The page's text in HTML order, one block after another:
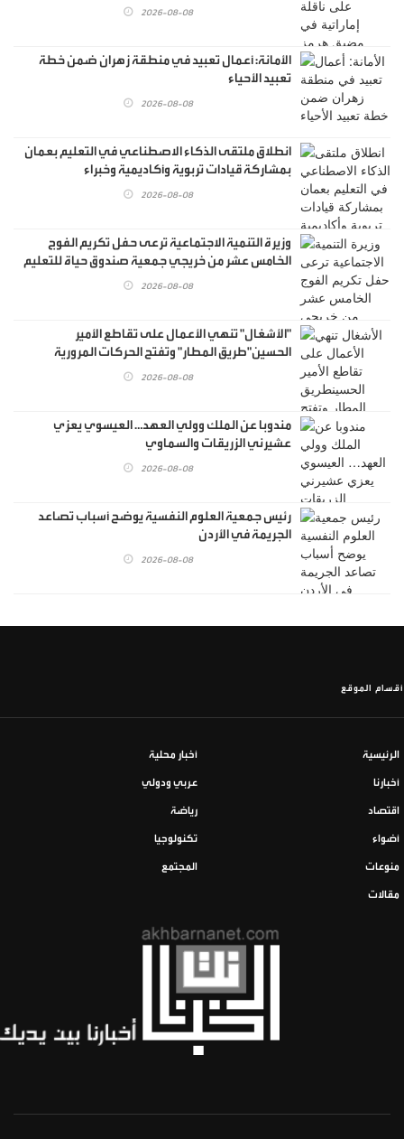
2026-08-08
الأمانة: أعمال تعبيد في منطقة زهران ضمن خطة
تعبيد الأحياء
2026-08-08
انطلاق ملتقى الذكاء الاصطناعي في التعليم بعمان
بمشاركة قيادات تربوية وأكاديمية وخبراء
2026-08-08
وزيرة التنمية الاجتماعية ترعى حفل تكريم الفوج
الخامس عشر من خريجي جمعية صندوق حياة للتعليم
2026-08-08
"الأشغال" تنهي الأعمال على تقاطع الأمير
الحسين"طريق المطار" وتفتح الحركات المرورية
2026-08-08
مندوبا عن الملك وولي العهد… العيسوي يعزي
عشيرني الزريقات والسماوي
2026-08-08
رئيس جمعية العلوم النفسية يوضح أسباب تصاعد
الجريمة في الأردن
2026-08-08
أقسام الموقع
الرئيسية أخبار محلية
أخبارنا عربي ودولي
اقتصاد رياضة
أضواء تكنولوجيا
منوعات المجتمع
مقالات